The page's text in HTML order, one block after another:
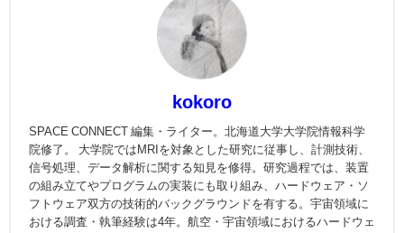
kokoro
SPACE CONNECT 編集・ライター。北海道大学大学院情報科学
院修了。 大学院ではMRIを対象とした研究に従事し、計測技術、
信号処理、データ解析に関する知見を修得。研究過程では、装置
の組み立てやプログラムの実装にも取り組み、ハードウェア・ソ
フトウェア双方の技術的バックグラウンドを有する。宇宙領域に
おける調査・執筆経験は4年。航空・宇宙領域におけるハードウェ